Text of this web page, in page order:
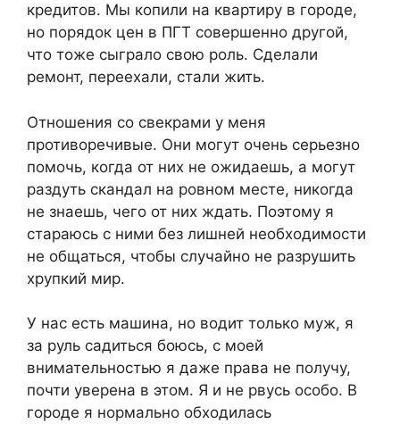
кредитов. Мы копили на квартиру в городе,
но порядок цен в ПГТ совершенно другой,
что тоже сыграло свою роль. Сделали
ремонт, переехали, стали жить.
Отношения со свекрами у меня
противоречивые. Они могут очень серьезно
помочь, когда от них не ожидаешь, а могут
раздуть скандал на ровном месте, никогда
не знаешь, чего от них ждать. Поэтому я
стараюсь с ними без лишней необходимости
не общаться, чтобы случайно не разрушить
хрупкий мир.
У нас есть машина, но водит только муж, я
за руль садиться боюсь, с моей
внимательностью я даже права не получу,
почти уверена в этом. Я и не рвусь особо. В
городе я нормально обходилась